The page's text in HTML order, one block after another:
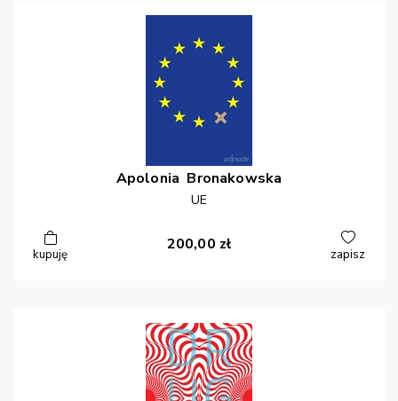
Apolonia Bronakowska
UE
kupuję
200,00 zł
zapisz